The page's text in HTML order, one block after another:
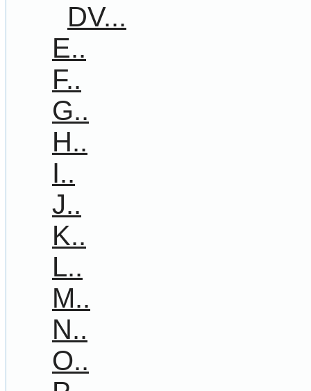
DV...
E..
F..
G..
H..
I..
J..
K..
L..
M..
N..
O..